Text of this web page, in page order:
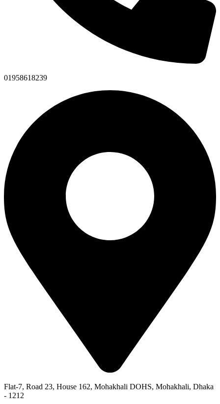
01958618239
Flat-7, Road 23, House 162, Mohakhali DOHS, Mohakhali, Dhaka
- 1212